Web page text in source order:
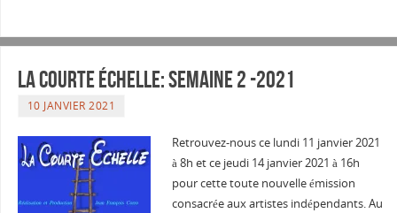
La courte échelle: semaine 2 -2021
10 JANVIER 2021
Retrouvez-nous ce lundi 11 janvier 2021
à 8h et ce jeudi 14 janvier 2021 à 16h
pour cette toute nouvelle émission
consacrée aux artistes indépendants. Au